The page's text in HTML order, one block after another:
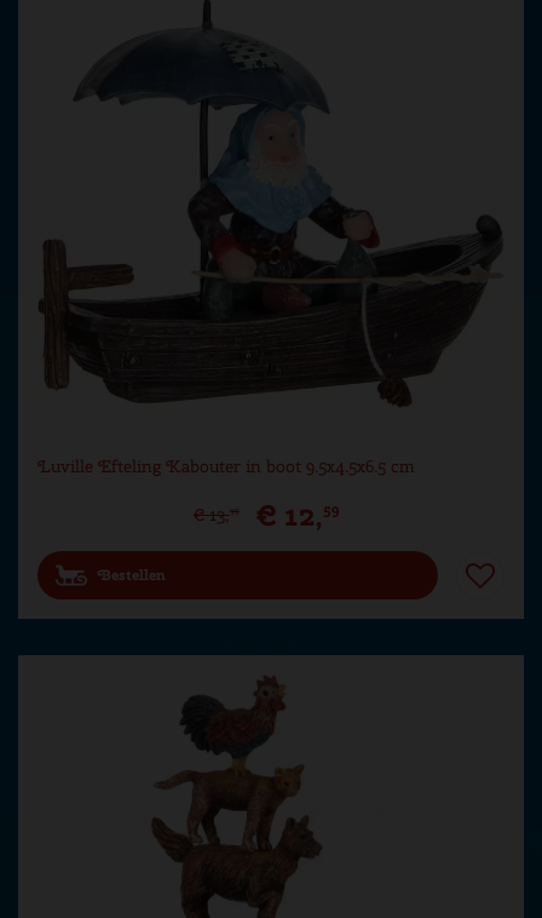
Luville Efteling Kabouter in boot 9.5x4.5x6.5 cm
€ 13,99 € 12,59
Bestellen